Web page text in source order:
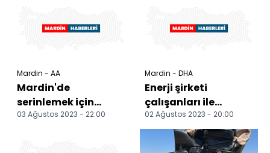
Mardin - AA
Mardin'de
serinlemek için
Karasu Çayı'na giren
03 Ağustos 2023 - 22:00
Mardin - DHA
Enerji şirketi
çalışanları ile
köylüler arasında
çıkan arbedede
tarla ateşe...
02 Ağustos 2023 - 20:00